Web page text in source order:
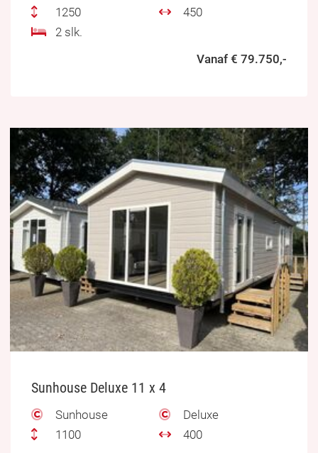
1250
450
2 slk.
Vanaf € 79.750,-
Sunhouse Deluxe 11 x 4
Sunhouse
Deluxe
1100
400